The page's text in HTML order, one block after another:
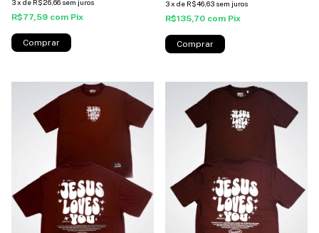
3x de R$26,66 sem juros
R$77,59 com Pix
Comprar
3x de R$46,63 sem juros
R$135,70 com Pix
Comprar